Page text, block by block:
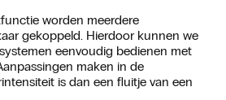
worden meerdere
gekoppeld. Hierdoor kunnen we
eenvoudig bedienen met
maken in de
is dan een fluitje van een